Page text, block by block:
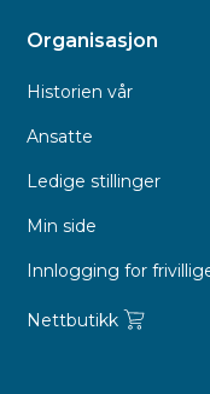
Organisasjon
Historien vår
Ansatte
Ledige stillinger
Min side
Innlogging for
Nettbutikk